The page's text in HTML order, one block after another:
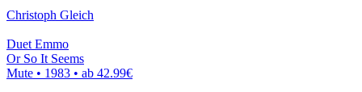
Christoph Gleich
Duet Emmo
Or So It Seems
Mute • 1983 • ab 42.99€